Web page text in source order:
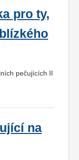
pro ty,
pečujících II
na